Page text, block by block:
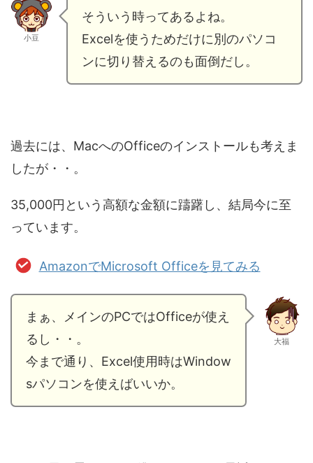
小豆
そういう時ってあるよね。
Excelを使うためだけに別のパソコ
ンに切り替えるのも面倒だし。
過去には、MacへのOfficeのインストールも考えま
したが・・。
35,000円という高額な金額に躊躇し、結局今に至
っています。
AmazonでMicrosoft Officeを見てみる
まぁ、メインのPCではOfficeが使え
るし・・。
今まで通り、Excel使用時はWindow
sパソコンを使えばいいか。
大福